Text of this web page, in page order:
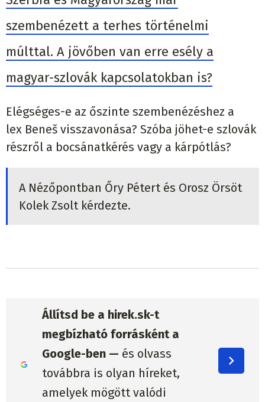
szembenézett a terhes történelmi
múlttal. A jövőben van erre esély a
magyar-szlovák kapcsolatokban is?
Elégséges-e az őszinte szembenézéshez a
lex Beneš visszavonása? Szóba jöhet-e szlovák
részről a bocsánatkérés vagy a kárpótlás?
A Nézőpontban Őry Pétert és Orosz Örsöt
Kolek Zsolt kérdezte.
Állítsd be a hirek.sk-t
megbízható forrásként a
Google-ben — és olvass
továbbra is olyan híreket,
amelyek mögött valódi